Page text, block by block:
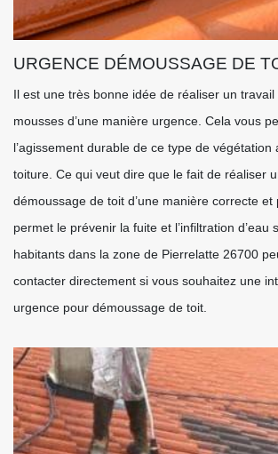
URGENCE DÉMOUSSAGE DE
Il est une très bonne idée de réaliser un
mousses d’une manière urgence. Cela vous
l’agissement durable de ce type de végétation
toiture. Ce qui veut dire que le fait de réaliser
démoussage de toit d’une manière correcte et
permet le prévenir la fuite et l’infiltration d’eau
habitants dans la zone de Pierrelatte 26700
contacter directement si vous souhaitez une
urgence pour démoussage de toit.